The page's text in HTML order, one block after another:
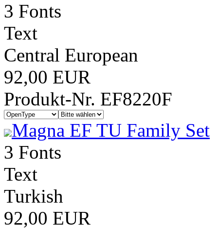
3 Fonts
Text
Central European
92,00 EUR
Produkt-Nr. EF8220F
Magna EF TU Family Set
3 Fonts
Text
Turkish
92,00 EUR